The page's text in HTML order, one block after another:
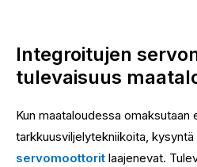
Integroitujen
tulevaisuus
Kun maataloudessa omaksutaan
tarkkuusviljelytekniikoita, kysyntä
servomoottorit laajenevat.